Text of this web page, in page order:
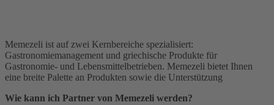
Memezeli ist auf zwei Kernbereiche spezialisiert:
Gastronomiemanagement und griechische Produkte für
Gastronomie- und Lebensmittelbetrieben. Memezeli bietet Ihnen
eine breite Palette an Produkten sowie die Unterstützung
Wie kann ich Partner von Memezeli werden?